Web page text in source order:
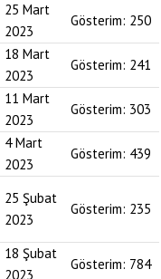
25 Mart
2023
Gösterim: 250
18 Mart
2023
Gösterim: 241
11 Mart
2023
Gösterim: 303
4 Mart
2023
Gösterim: 439
25 Şubat
2023
Gösterim: 235
18 Şubat
2023
Gösterim: 784